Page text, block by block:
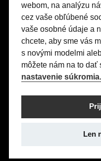
Titulná stránka
Skladové vozidlá
Servis & Príslušenstvo
Kontakty
Comin.cz,
webom, na analýzu
cez vaše obľúbené
vaše osobné údaje a
chcete, aby sme vás
s novými modelmi
môžete nám na to
nastavenie súkromia.
Len